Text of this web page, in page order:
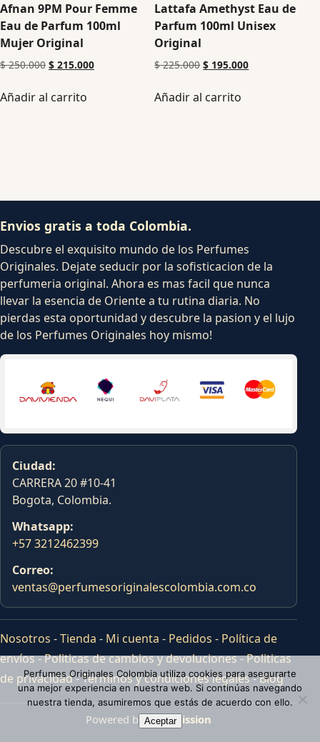
Afnan 9PM Pour Femme
Eau de Parfum 100ml
Mujer Original
$250.000 $ 215.000
Añadir al carrito
Lattafa Amethyst Eau de
Parfum 100ml Unisex
Original
$225.000 $ 195.000
Añadir al carrito
Envios gratis a toda Colombia.
Descubre el exquisito mundo de los Perfumes
Originales. Dejate seducir por la sofisticacion de la
perfumeria original. Ahora es mas facil que nunca
llevar la esencia de Oriente a tu rutina diaria. No
pierdas esta oportunidad y descubre la pasion y el lujo
de los Perfumes Originales hoy mismo!
Ciudad:
CARRERA 20 #10-41
Bogota, Colombia.
Whatsapp:
+57 3212462399
Correo:
ventas@perfumesoriginalescolombia.com.co
Nosotros -Tienda - Mi cuenta - Pedidos - Política de
envíos-Politicas de cambios y devoluciones-Politicas
de privacidad-Terminos y condiciones legales-Blog
Powered byTras Mission
Perfumes Originales Colombia utiliza cookies para asegurarte
una mejor experiencia en nuestra web. Si continúas navegando
nuestra tienda, asumiremos que estás de acuerdo con ello.
Aceptar